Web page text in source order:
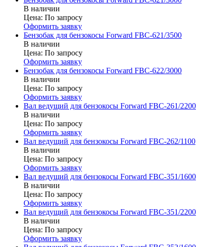
В наличии
Цена: По запросу
Оформить заявку
Бензобак для бензокосы Forward FBC-621/3500
В наличии
Цена: По запросу
Оформить заявку
Бензобак для бензокосы Forward FBC-622/3000
В наличии
Цена: По запросу
Оформить заявку
Вал ведущий для бензокосы Forward FBC-261/2200
В наличии
Цена: По запросу
Оформить заявку
Вал ведущий для бензокосы Forward FBC-262/1100
В наличии
Цена: По запросу
Оформить заявку
Вал ведущий для бензокосы Forward FBC-351/1600
В наличии
Цена: По запросу
Оформить заявку
Вал ведущий для бензокосы Forward FBC-351/2200
В наличии
Цена: По запросу
Оформить заявку